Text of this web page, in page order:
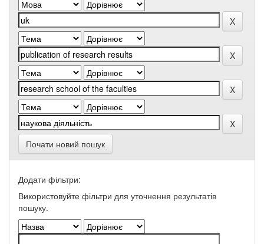
Почати новий пошук
Додати фільтри:
Використовуйте фільтри для уточнення результатів
пошуку.